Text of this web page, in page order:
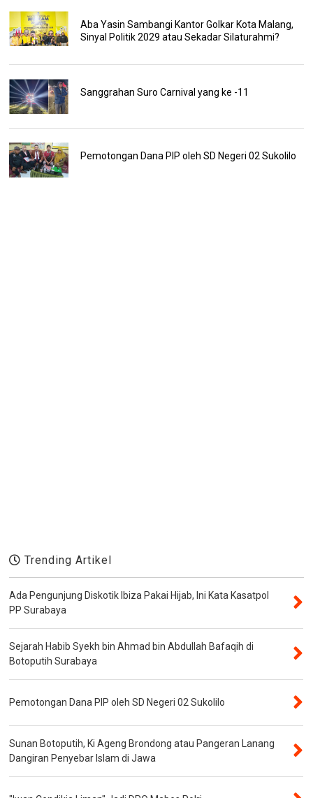
Aba Yasin Sambangi Kantor Golkar Kota Malang,
Sinyal Politik 2029 atau Sekadar Silaturahmi?
Sanggrahan Suro Carnival yang ke -11
Pemotongan Dana PIP oleh SD Negeri 02 Sukolilo
Trending Artikel
Ada Pengunjung Diskotik Ibiza Pakai Hijab, Ini Kata Kasatpol
PP Surabaya
Sejarah Habib Syekh bin Ahmad bin Abdullah Bafaqih di
Botoputih Surabaya
Pemotongan Dana PIP oleh SD Negeri 02 Sukolilo
Sunan Botoputih, Ki Ageng Brondong atau Pangeran Lanang
Dangiran Penyebar Islam di Jawa